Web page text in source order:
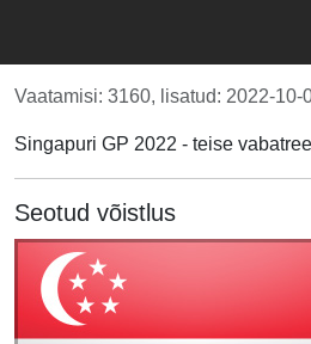
Vaatamisi: 3160, lisatud: 2022-10-
Singapuri GP 2022 - teise
Seotud võistlus